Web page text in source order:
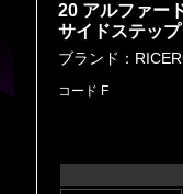
20 アルファー
サイドステップ
ブランド：
コード F